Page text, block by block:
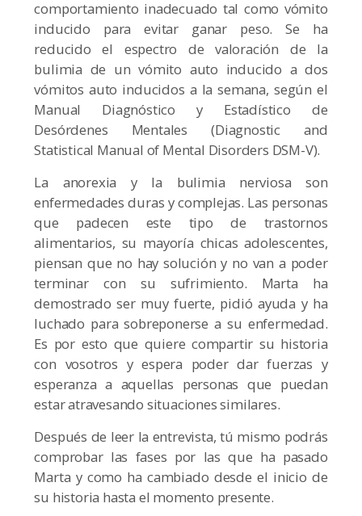
comportamiento inadecuado tal como vómito
inducido para evitar ganar peso. Se ha
reducido el espectro de valoración de la
bulimia de un vómito auto inducido a dos
vómitos auto inducidos a la semana, según el
Manual Diagnóstico y Estadístico de
Desórdenes Mentales (Diagnostic and
Statistical Manual of Mental Disorders DSM-V).
La anorexia y la bulimia nerviosa son
enfermedades duras y complejas. Las personas
que padecen este tipo de trastornos
alimentarios, su mayoría chicas adolescentes,
piensan que no hay solución y no van a poder
terminar con su sufrimiento. Marta ha
demostrado ser muy fuerte, pidió ayuda y ha
luchado para sobreponerse a su enfermedad.
Es por esto que quiere compartir su historia
con vosotros y espera poder dar fuerzas y
esperanza a aquellas personas que puedan
estar atravesando situaciones similares.
Después de leer la entrevista, tú mismo podrás
comprobar las fases por las que ha pasado
Marta y como ha cambiado desde el inicio de
su historia hasta el momento presente.